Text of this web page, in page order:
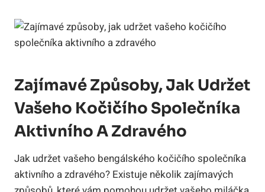
Zajímavé Způsoby, Jak Udržet
Vašeho‍ Kočičího Společníka
⁤aktivního‌ A Zdravého
Jak‌ udržet vašeho ‍bengálského kočičího​ společníka
aktivního a⁢ zdravého?⁣ Existuje několik ⁣zajímavých